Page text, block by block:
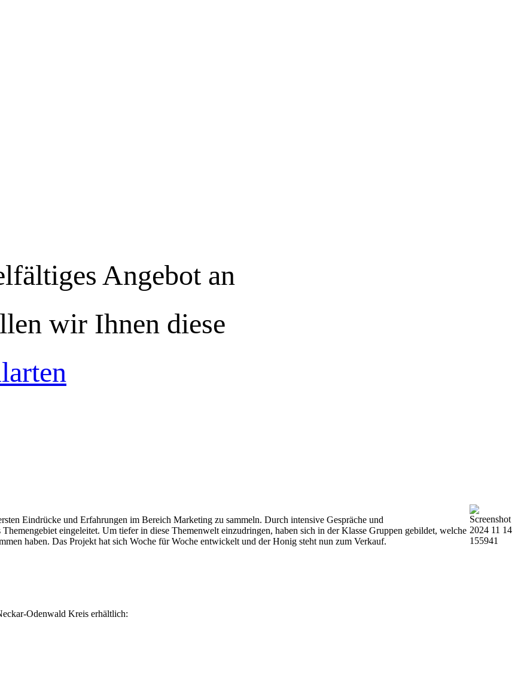
Angebot an
wir Ihnen diese
Eindrücke und Erfahrungen im Bereich Marketing zu sammeln. Durch intensive Gespräche und
eingeleitet. Um tiefer in diese Themenwelt einzudringen, haben sich in der Klasse Gruppen gebildet, welche
haben. Das Projekt hat sich Woche für Woche entwickelt und der Honig steht nun zum Verkauf.
Odenwald Kreis erhältlich: